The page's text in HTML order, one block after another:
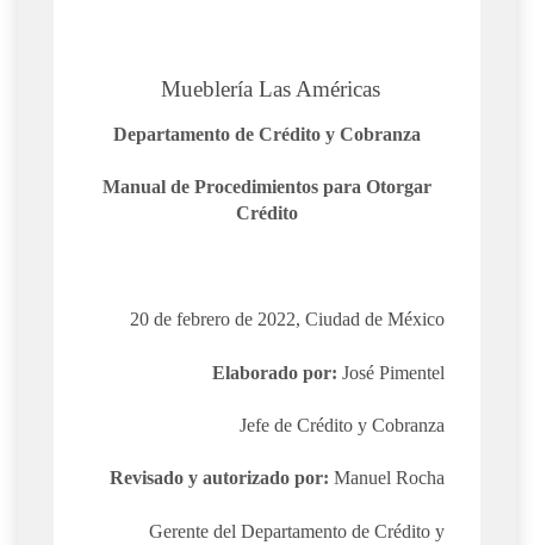
Mueblería Las Américas
Departamento de Crédito y Cobranza
Manual de Procedimientos para Otorgar
Crédito
20 de febrero de 2022, Ciudad de México
Elaborado por: José Pimentel
Jefe de Crédito y Cobranza
Revisado y autorizado por: Manuel Rocha
Gerente del Departamento de Crédito y